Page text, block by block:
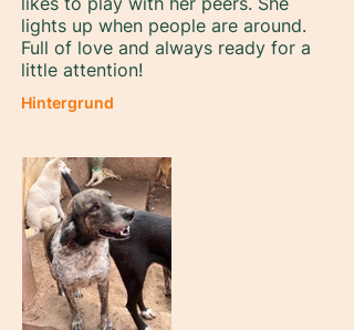
lights up when people are around.
Full of love and always ready for a
little attention!
Hintergrund